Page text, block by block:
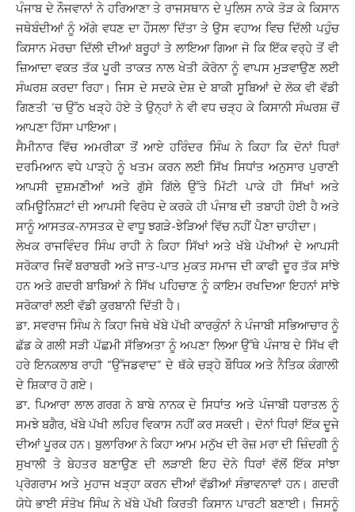
ਪੰਜਾਬ ਦੇ ਨੌਜਵਾਨਾਂ ਨੇ ਹਰਿਆਣਾ ਤੇ ਰਾਜਸਥਾਨ ਦੇ ਪੁਲਿਸ ਨਾਕੇ ਤੋੜ ਕੇ ਕਿਸਾਨ
ਜਥੇਬੰਦੀਆਂ ਨੂੰ ਅੱਗੇ ਵਧਣ ਦਾ ਹੌਸਲਾ ਦਿੱਤਾ ਤੇ ਉਸ ਵਹਾਅ ਵਿਚ ਦਿੱਲੀ ਪਹੁੰਚ
ਕਿਸਾਨ ਮੋਰਚਾ ਦਿੱਲੀ ਦੀਆਂ ਬਰੂਹਾਂ ਤੇ ਲਾਇਆ ਗਿਆ ਜੋ ਕਿ ਇੱਕ ਵਰ੍ਹੇ ਤੋਂ ਵੀ
ਜ਼ਿਆਦਾ ਵਕਤ ਤੱਕ ਪੂਰੀ ਤਾਕਤ ਨਾਲ ਖੇਤੀ ਕੋਰੋਨਾ ਨੂੰ ਵਾਪਸ ਮੁੜਵਾਉਣ ਲਈ
ਸੰਘਰਸ਼ ਕਰਦਾ ਰਿਹਾ। ਜਿਸ ਦੇ ਸਦਕੇ ਦੇਸ਼ ਦੇ ਬਾਕੀ ਸੂਬਿਆਂ ਦੇ ਲੋਕ ਵੀ ਵੱਡੀ
ਗਿਣਤੀ ‘ਚ ਉੱਠ ਖੜ੍ਹੇ ਹੋਏ ਤੇ ਉਨ੍ਹਾਂ ਨੇ ਵੀ ਵਧ ਚੜ੍ਹ ਕੇ ਕਿਸਾਨੀ ਸੰਘਰਸ਼ ਚੋਂ
ਆਪਣਾ ਹਿੱਸਾ ਪਾਇਆ।
ਸੈਮੀਨਾਰ ਵਿੱਚ ਅਮਰੀਕਾ ਤੋਂ ਆਏ ਹਰਿੰਦਰ ਸਿੰਘ ਨੇ ਕਿਹਾ ਕਿ ਦੋਨਾਂ ਧਿਰਾਂ
ਦਰਮਿਆਨ ਵਧੇ ਪਾੜ੍ਹੇ ਨੂੰ ਖਤਮ ਕਰਨ ਲਈ ਸਿੱਖ ਸਿਧਾਂਤ ਅਨੁਸਾਰ ਪੁਰਾਣੀ
ਆਪਸੀ ਦੁਸ਼ਮਣੀਆਂ ਅਤੇ ਗੁੱਸੇ ਗਿੱਲੇ ਉੱਤੇ ਮਿੱਟੀ ਪਾਕੇ ਹੀ ਸਿੱਖਾਂ ਅਤੇ
ਕਮਿਊਨਿਸ਼ਟਾਂ ਦੀ ਆਪਸੀ ਵਿਰੋਧ ਦੇ ਕਰਕੇ ਹੀ ਪੰਜਾਬ ਦੀ ਤਬਾਹੀ ਹੋਈ ਹੈ ਅਤੇ
ਸਾਨੂੰ ਆਸਤਕ-ਨਾਸਤਕ ਦੇ ਵਾਧੂ ਝਗੜੇ-ਝੇੜਿਆਂ ਵਿੱਚ ਨਹੀਂ ਪੈਣਾ ਚਾਹੀਦਾ।
ਲੇਖਕ ਰਾਜਵਿੰਦਰ ਸਿੰਘ ਰਾਹੀ ਨੇ ਕਿਹਾ ਸਿੱਖਾਂ ਅਤੇ ਖੱਬੇ ਪੱਖੀਆਂ ਦੇ ਆਪਸੀ
ਸਰੋਕਾਰ ਜਿਵੇਂ ਬਰਾਬਰੀ ਅਤੇ ਜਾਤ-ਪਾਤ ਮੁਕਤ ਸਮਾਜ ਦੀ ਕਾਫੀ ਦੂਰ ਤੱਕ ਸਾਂਝੇ
ਹਨ ਅਤੇ ਗਦਰੀ ਬਾਬਿਆਂ ਨੇ ਸਿੱਖ ਪਹਿਚਾਣ ਨੂੰ ਕਾਇਮ ਰਖਦਿਆ ਇਹਨਾਂ ਸਾਂਝੇ
ਸਰੋਕਾਰਾਂ ਲਈ ਵੱਡੀ ਕੁਰਬਾਨੀ ਦਿੱਤੀ ਹੈ।
ਡਾ. ਸਵਰਾਜ ਸਿੰਘ ਨੇ ਕਿਹਾ ਜਿਥੇ ਖੱਬੇ ਪੱਖੀ ਕਾਰਕੁੰਨਾਂ ਨੇ ਪੰਜਾਬੀ ਸਭਿਆਚਾਰ ਨੂੰ
ਛੱਡ ਕੇ ਗਲੀ ਸੜੀ ਪੱਛਮੀ ਸੱਭਿਅਤਾ ਨੂੰ ਅਪਣਾ ਲਿਆ ਉੱਥੇ ਪੰਜਾਬ ਦੇ ਸਿੱਖ ਵੀ
ਹਰੇ ਇਨਕਲਾਬ ਰਾਹੀ “ਉੱਜਡਵਾਦ” ਦੇ ਥੱਕੇ ਚੜ੍ਹੇ ਬੌਧਿਕ ਅਤੇ ਨੈਤਿਕ ਕੰਗਾਲੀ
ਦੇ ਸ਼ਿਕਾਰ ਹੋ ਗਏ।
ਡਾ. ਪਿਆਰਾ ਲਾਲ ਗਰਗ ਨੇ ਬਾਬੇ ਨਾਨਕ ਦੇ ਸਿਧਾਂਤ ਅਤੇ ਪੰਜਾਬੀ ਧਰਾਤਲ ਨੂੰ
ਸਮਝੇ ਬਗੈਰ, ਖੱਬੇ ਪੱਖੀ ਲਹਿਰ ਵਿਕਾਸ ਨਹੀਂ ਕਰ ਸਕਦੀ। ਦੋਨਾਂ ਧਿਰਾਂ ਇੱਕ ਦੂਜੇ
ਦੀਆਂ ਪੂਰਕ ਹਨ। ਬੁਲਾਰਿਆ ਨੇ ਕਿਹਾ ਆਮ ਮਨੁੱਖ ਦੀ ਰੋਜ਼ ਮਰਾ ਦੀ ਜ਼ਿੰਦਗੀ ਨੂੰ
ਸੁਖਾਲੀ ਤੇ ਬੇਹਤਰ ਬਣਾਉਣ ਦੀ ਲੜਾਈ ਇਹ ਦੋਨੇ ਧਿਰਾਂ ਵੱਲੋਂ ਇੱਕ ਸਾਂਝਾ
ਪ੍ਰੋਗਰਾਮ ਅਤੇ ਮੁਹਾਜ ਖੜ੍ਹਾ ਕਰਨ ਦੀਆਂ ਵੱਡੀਆਂ ਸੰਭਾਵਨਾਵਾਂ ਹਨ। ਗਦਰੀ
ਯੋਧੇ ਭਾਈ ਸੰਤੋਖ ਸਿੰਘ ਨੇ ਖੱਬੇ ਪੱਖੀ ਕਿਰਤੀ ਕਿਸਾਨ ਪਾਰਟੀ ਬਣਾਈ। ਜਿਸਨੂੰ